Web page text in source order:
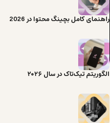
راهنمای کامل بچینگ محتوا در 2026
الگوریتم تیک‌تاک در سال ۲۰۲۶